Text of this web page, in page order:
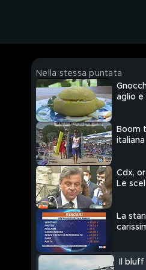
Nella stessa puntata
aglio e
Boom
italiana
Cdx,
Le
La
Il